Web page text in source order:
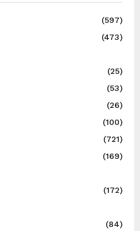
(597)
(473)
(25)
(53)
(26)
(100)
(721)
(169)
(172)
(84)